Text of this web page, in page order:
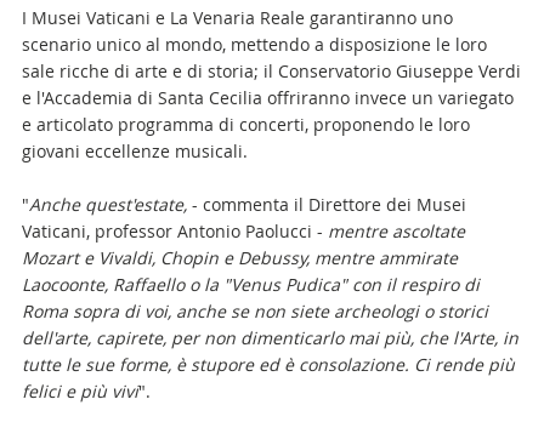
I Musei Vaticani e La Venaria Reale garantiranno uno
scenario unico al mondo, mettendo a disposizione le loro
sale ricche di arte e di storia; il Conservatorio Giuseppe Verdi
e l'Accademia di Santa Cecilia offriranno invece un variegato
e articolato programma di concerti, proponendo le loro
giovani eccellenze musicali.
"Anche quest'estate, - commenta il Direttore dei Musei
Vaticani, professor Antonio Paolucci - mentre ascoltate
Mozart e Vivaldi, Chopin e Debussy, mentre ammirate
Laocoonte, Raffaello o la "Venus Pudica" con il respiro di
Roma sopra di voi, anche se non siete archeologi o storici
dell'arte, capirete, per non dimenticarlo mai più, che l'Arte, in
tutte le sue forme, è stupore ed è consolazione. Ci rende più
felici e più vivi".